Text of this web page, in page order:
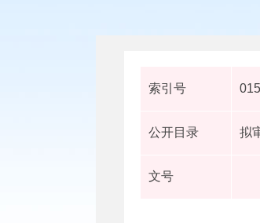
索引号
公开目录 拟
文号